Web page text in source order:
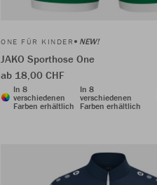
ONE FÜR KINDER NEW!
JAKO Sporthose One
ab 18,00 CHF
In 8
verschiedenen
Farben erhältlich
In 8
verschiedenen
Farben erhältlich